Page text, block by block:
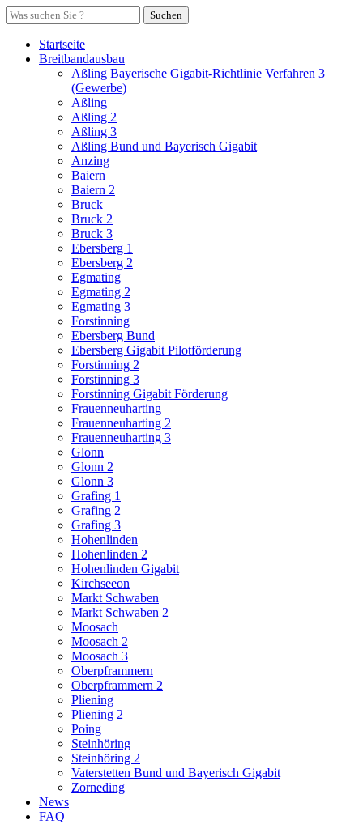
Suchen
Startseite
Breitbandausbau
Aßling Bayerische Gigabit-Richtlinie Verfahren 3
(Gewerbe)
Aßling
Aßling 2
Aßling 3
Aßling Bund und Bayerisch Gigabit
Anzing
Baiern
Baiern 2
Bruck
Bruck 2
Bruck 3
Ebersberg 1
Ebersberg 2
Egmating
Egmating 2
Egmating 3
Forstinning
Ebersberg Bund
Ebersberg Gigabit Pilotförderung
Forstinning 2
Forstinning 3
Forstinning Gigabit Förderung
Frauenneuharting
Frauenneuharting 2
Frauenneuharting 3
Glonn
Glonn 2
Glonn 3
Grafing 1
Grafing 2
Grafing 3
Hohenlinden
Hohenlinden 2
Hohenlinden Gigabit
Kirchseeon
Markt Schwaben
Markt Schwaben 2
Moosach
Moosach 2
Moosach 3
Oberpframmern
Oberpframmern 2
Pliening
Pliening 2
Poing
Steinhöring
Steinhöring 2
Vaterstetten Bund und Bayerisch Gigabit
Zorneding
News
FAQ